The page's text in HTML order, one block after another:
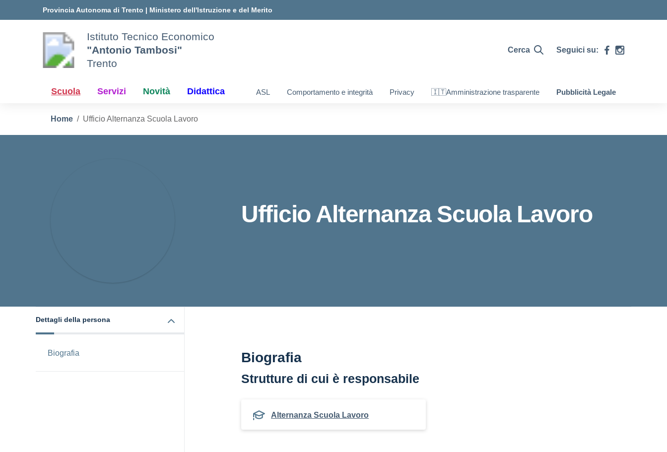
Provincia Autonoma di Trento | Ministero dell'Istruzione e del Merito
Istituto Tecnico Economico
"Antonio Tambosi"
Trento
Cerca Seguici su:
Scuola Servizi Novità Didattica ASL Comportamento e integrità Privacy 🇮🇹Amministrazione trasparente Pubblicità Legale
Home Ufficio Alternanza Scuola Lavoro
Ufficio Alternanza Scuola Lavoro
Dettagli della persona
Biografia Biografia
Strutture di cui è responsabile
Alternanza Scuola Lavoro